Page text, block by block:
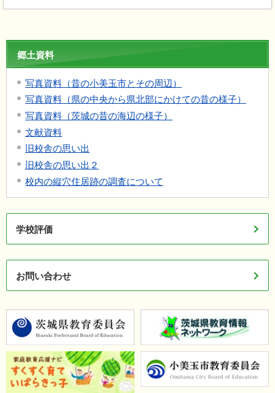
郷土資料
写真資料（昔の小美玉市とその周辺）
写真資料（県の中央から県北部にかけての昔の様子）
写真資料（茨城の昔の海辺の様子）
文献資料
旧校舎の思い出
旧校舎の思い出２
校内の縦穴住居跡の調査について
学校評価
お問い合わせ